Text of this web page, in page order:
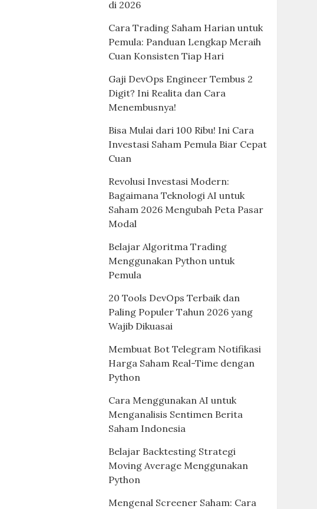
di 2026
Cara Trading Saham Harian untuk
Pemula: Panduan Lengkap Meraih
Cuan Konsisten Tiap Hari
Gaji DevOps Engineer Tembus 2
Digit? Ini Realita dan Cara
Menembusnya!
Bisa Mulai dari 100 Ribu! Ini Cara
Investasi Saham Pemula Biar Cepat
Cuan
Revolusi Investasi Modern:
Bagaimana Teknologi AI untuk
Saham 2026 Mengubah Peta Pasar
Modal
Belajar Algoritma Trading
Menggunakan Python untuk
Pemula
20 Tools DevOps Terbaik dan
Paling Populer Tahun 2026 yang
Wajib Dikuasai
Membuat Bot Telegram Notifikasi
Harga Saham Real-Time dengan
Python
Cara Menggunakan AI untuk
Menganalisis Sentimen Berita
Saham Indonesia
Belajar Backtesting Strategi
Moving Average Menggunakan
Python
Mengenal Screener Saham: Cara